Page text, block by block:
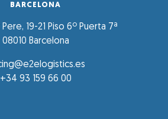
BARCELONA
19-21 Piso 6º Puerta 7ª
08010 Barcelona
+34 93 159 66 00